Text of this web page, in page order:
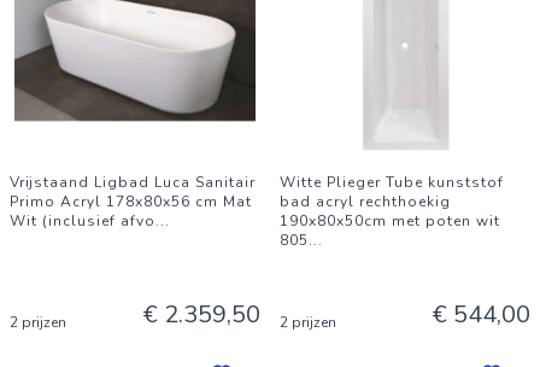
Vrijstaand Ligbad Luca Sanitair
Primo Acryl 178x80x56 cm Mat
Wit (inclusief afvo...
2 prijzen € 2.359,50
Witte Plieger Tube kunststof
bad acryl rechthoekig
190x80x50cm met poten wit
805...
2 prijzen € 544,00